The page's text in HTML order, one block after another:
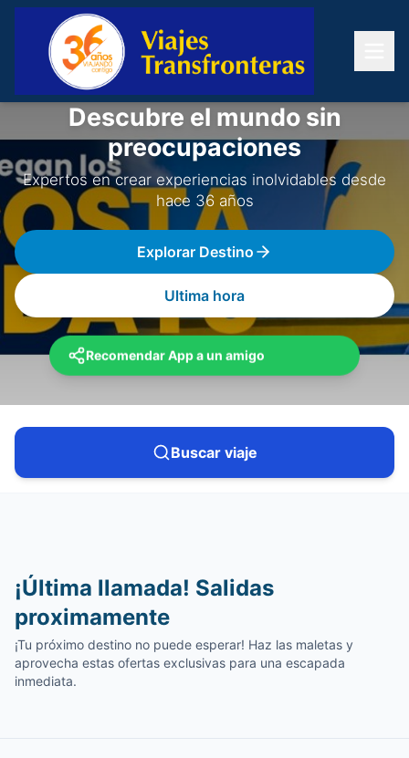
Descubre el mundo sin
preocupaciones
Expertos en crear experiencias inolvidables desde
hace 36 años
Explorar Destino
Ultima hora
Recomendar App a un amigo
Buscar viaje
COLABORADOR OFICIAL
AirEuropa
CRUCEROS
ESPECIALISTAS EN LATINOAMÉRICA
¡Última llamada! Salidas
proximamente
¡Tu próximo destino no puede esperar! Haz las maletas y
aprovecha estas ofertas exclusivas para una escapada
inmediata.
CHINA
CHINA agosto y septiembre
Descubre más
ESPAÑA
MALLORCA Estancias junio-octubre
Descubre más